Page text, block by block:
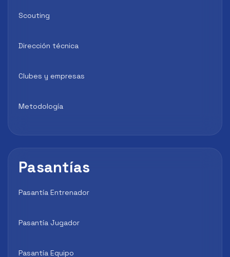
Scouting
Dirección técnica
Clubes y empresas
Metodología
Pasantías
Pasantía Entrenador
Pasantía Jugador
Pasantía Equipo